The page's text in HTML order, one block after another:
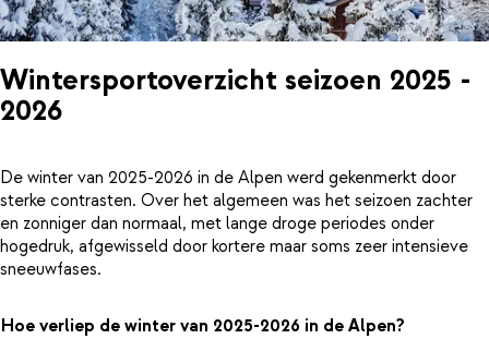
Wintersportoverzicht seizoen 2025 -
2026
De winter van 2025-2026 in de Alpen werd gekenmerkt door
sterke contrasten. Over het algemeen was het seizoen zachter
en zonniger dan normaal, met lange droge periodes onder
hogedruk, afgewisseld door kortere maar soms zeer intensieve
sneeuwfases.
Hoe verliep de winter van 2025-2026 in de Alpen?